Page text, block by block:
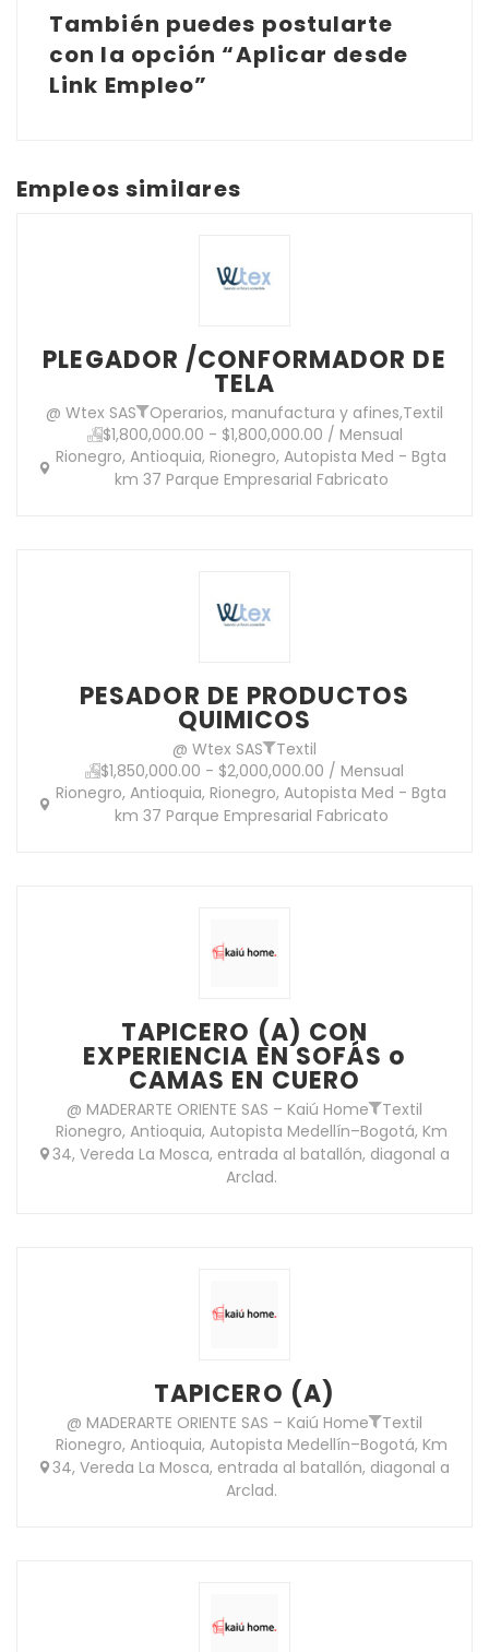
También puedes postularte
con la opción “Aplicar desde
Link Empleo”
Empleos similares
PLEGADOR /CONFORMADOR DE
TELA
@ Wtex SAS Operarios, manufactura y afines,Textil
$1,800,000.00 - $1,800,000.00 / Mensual
Rionegro, Antioquia, Rionegro, Autopista Med - Bgta
km 37 Parque Empresarial Fabricato
PESADOR DE PRODUCTOS
QUIMICOS
@ Wtex SAS
Textil
$1,850,000.00 - $2,000,000.00 / Mensual
Rionegro, Antioquia, Rionegro, Autopista Med - Bgta
km 37 Parque Empresarial Fabricato
TAPICERO (A) CON
EXPERIENCIA EN SOFÁS o
CAMAS EN CUERO
@ MADERARTE ORIENTE SAS – Kaiú Home
Textil
Rionegro, Antioquia, Autopista Medellín–Bogotá, Km
34, Vereda La Mosca, entrada al batallón, diagonal a
Arclad.
TAPICERO (A)
@ MADERARTE ORIENTE SAS – Kaiú Home
Textil
Rionegro, Antioquia, Autopista Medellín–Bogotá, Km
34, Vereda La Mosca, entrada al batallón, diagonal a
Arclad.